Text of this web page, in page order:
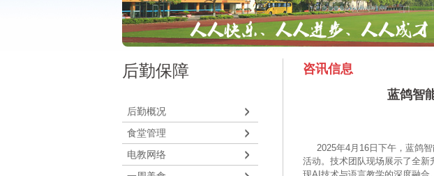
后勤保障
后勤概况
食堂管理
电教网络
咨讯信息
蓝鸽智
2025年4月16日下午，蓝鸽智
活动。技术团队现场展示了全新